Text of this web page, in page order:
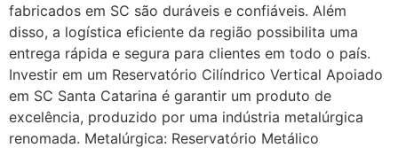
fabricados em SC são duráveis e confiáveis. Além
disso, a logística eficiente da região possibilita uma
entrega rápida e segura para clientes em todo o país.
Investir em um Reservatório Cilíndrico Vertical Apoiado
em SC Santa Catarina é garantir um produto de
excelência, produzido por uma indústria metalúrgica
renomada. Metalúrgica: Reservatório Metálico